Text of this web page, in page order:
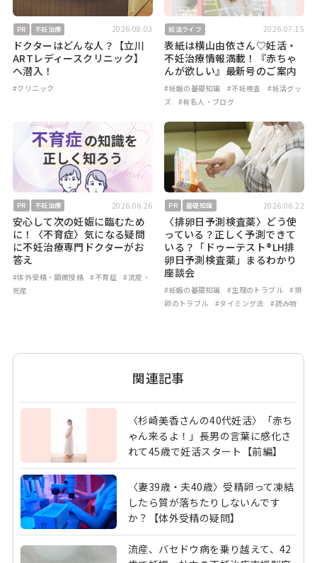
PR 不妊治療 2026.08.03
ドクターはどんな人？【立川
ARTレディースクリニック】
へ潜入！
#クリニック
妊活ライフ 2026.07.15
表紙は横山由依さん♡妊活・
不妊治療情報満載！『赤ちゃ
んが欲しい』最新号のご案内
#妊娠の基礎知識 #不妊検査
#妊活グッ
ズ
#有名人・ブログ
PR 不妊治療 2026.06.26
安心して次の妊娠に臨むため
に！〈不育症〉気になる疑問
に不妊治療専門ドクターがお
答え
#体外受精・顕微授精 #不育症
#流産・
死産
PR 基礎知識 2026.06.22
〈排卵日予測検査薬〉どう使
っている？正しく予測できて
いる？「ドゥーテスト®LH排
卵日予測検査薬」まるわかり
座談会
#妊娠の基礎知識 #生理のトラブル
#排
卵のトラブル
#タイミング法 #読み物
関連記事
〈杉崎美香さんの40代妊活〉「赤ち
ゃん来るよ！」長男の言葉に感化さ
れて45歳で妊活スタート【前編】
〈妻39歳・夫40歳〉受精卵って凍結
したら質が落ちたりしないんです
か？【体外受精の疑問】
流産、バセドウ病を乗り越えて、42